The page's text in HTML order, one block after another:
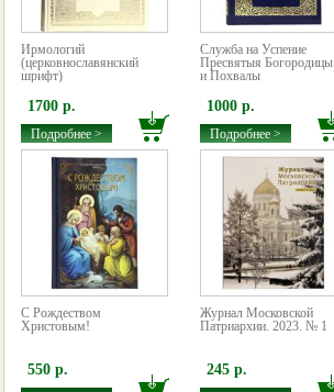
Ирмологий
(церковнославянский
шрифт)
1700 р.
Подробнее >
Служба на Успение
Пресвятыя Богородицы
и Похвалы
1000 р.
Подробнее >
С Рождеством
Христовым!
550 р.
Журнал Московской
Патриархии. 2023. № 1
245 р.